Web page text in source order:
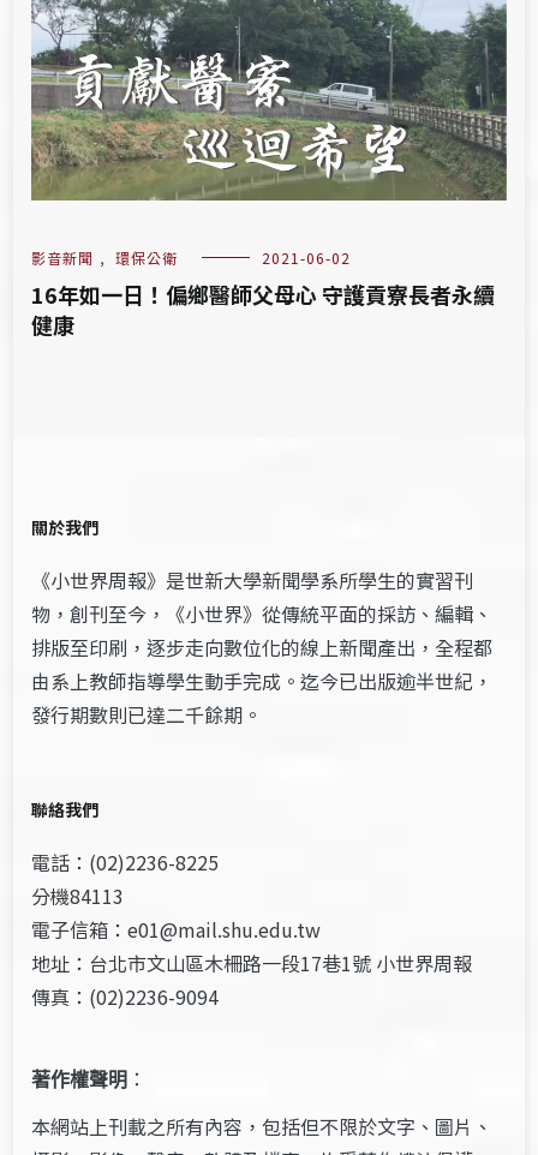
影音新聞 , 環保公衛 2021-06-02
16年如一日！偏鄉醫師父母心 守護貢寮長者永續
健康
關於我們
《小世界周報》是世新大學新聞學系所學生的實習刊
物，創刊至今，《小世界》從傳統平面的採訪、編輯、
排版至印刷，逐步走向數位化的線上新聞產出，全程都
由系上教師指導學生動手完成。迄今已出版逾半世紀，
發行期數則已達二千餘期。
聯絡我們
電話：(02)2236-8225
分機84113
電子信箱：e01@mail.shu.edu.tw
地址：台北市文山區木柵路一段17巷1號 小世界周報
傳真：(02)2236-9094
著作權聲明 ：
本網站上刊載之所有內容，包括但不限於文字、圖片、